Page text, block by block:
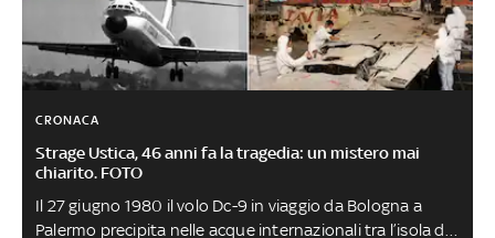
CRONACA
Strage Ustica, 46 anni fa la tragedia: un mistero mai
chiarito. FOTO
Il 27 giugno 1980 il volo Dc-9 in viaggio da Bologna a
Palermo precipita nelle acque internazionali tra l’isola di